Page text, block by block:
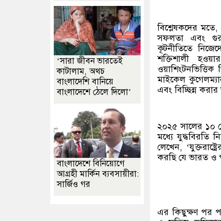
বিশ্লেষকদের মতে,
সফলতা এবং
কূটনীতিতে
শক্তিশালী
মাইকেল
এবং বিচ্ছিন্ন
২০২৫ সালের ১০
মধ্যে যুদ্ধবিরতি
লেখেন,
করছি যে ভারত ও
এর কিছুক্ষণ পর
‘সারা জীবন ভারতেই
কাটালাম, অথচ
বাংলাদেশি বানিয়ে
বাংলাদেশে ঠেলে দিলো’
বাংলাদেশে বিনিয়োগে
আগ্রহী মার্কিন ব্যবসায়ীরা:
সার্জিও গর